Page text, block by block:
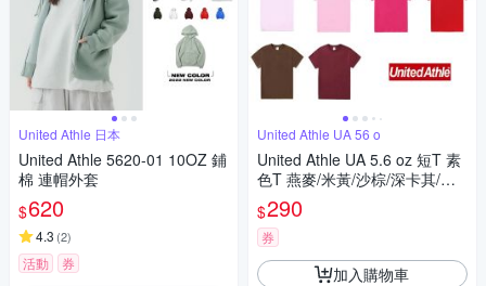
United Athle 日本
United Athle 5620-01 10OZ 鋪
棉 連帽外套
$620
4.3 (2)
活動 券
United Athle UA 56 o
United Athle UA 5.6 oz 短T 素
色T 燕麥/米黃/沙棕/深卡其/深
咖/淺粉/粉紅/桃紅/紅/酒紅
$290
券
加入購物車